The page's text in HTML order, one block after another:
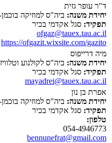
ד"ר עופר גזית
יחידת משנה: ביה"ס למוזיקה
תפקיד: סגל אקדמי בכיר
ofgaz@tauex.tau.ac.il
https://ofgazit.wixsite.com/gazito
מיה דרייפוס
יחידת משנה: ביה"ס לקולנוע
תפקיד: סגל אקדמי בכיר
mayadrei@tauex.tau.ac.il
אפרת בן נון
יחידת משנה: ביה"ס למוזיקה
תפקיד: סגל אקדמי בכיר
טלפון:
054-4946773
bennunefrat@gmail.com